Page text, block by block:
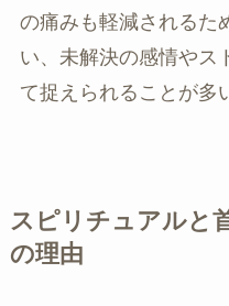
の痛みも軽減されるた
い、未解決の感情やス
て捉えられることが多
スピリチュアルと
の理由